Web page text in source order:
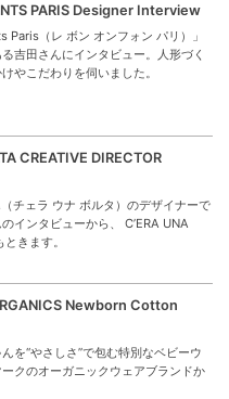
PARIS Designer Interview
Paris（レ ボン オンフォン パリ）」
吉田さんにインタビュー。人形づく
やこだわりを伺いました。
CREATIVE DIRECTOR
チェラ ウナ ボルタ）のデザイナーで
インタビューから、 C’ERA UNA
きます。
Newborn Cotton
を“やさしさ”で包む特別なベビーウ
クのオーガニックウェアブランドか